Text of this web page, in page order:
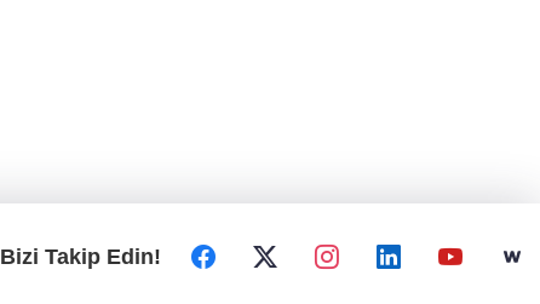
Bizi Takip Edin!